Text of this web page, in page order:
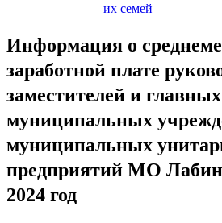
их семей
Информация о
заработной плате
заместителей и
муниципальных
муниципальных
предприятий МО
2024 год